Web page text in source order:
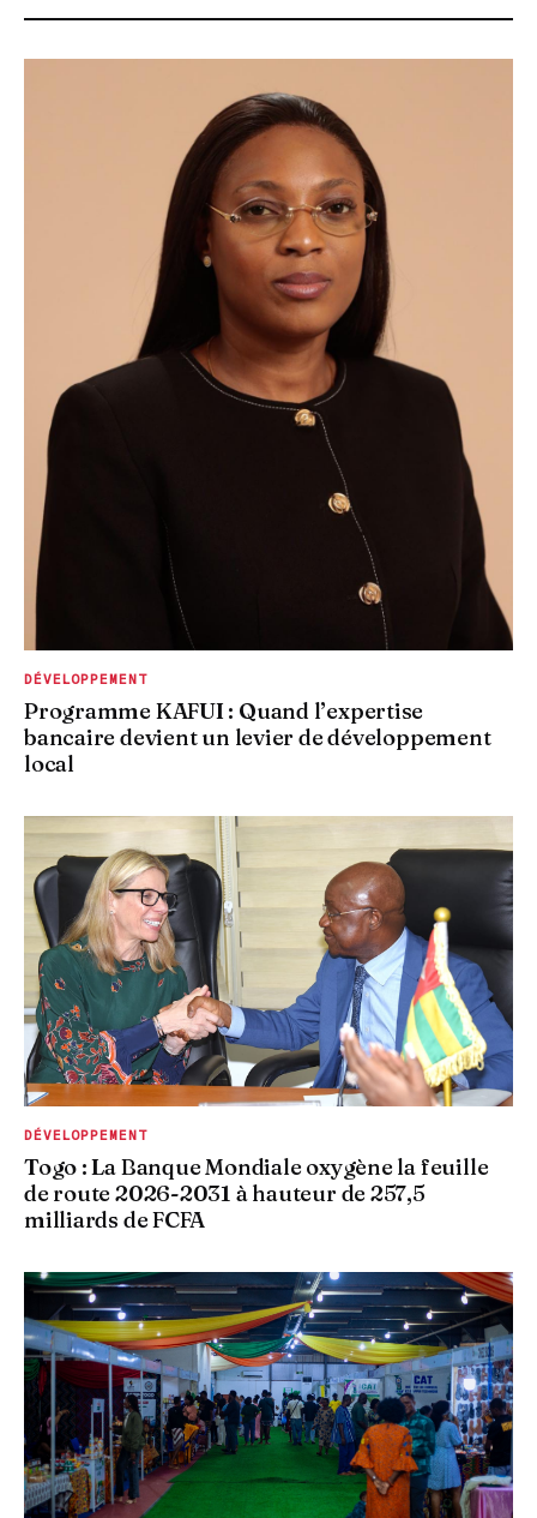
DÉVELOPPEMENT
Programme KAFUI : Quand l’expertise
bancaire devient un levier de développement
local
DÉVELOPPEMENT
Togo : La Banque Mondiale oxygène la feuille
de route 2026-2031 à hauteur de 257,5
milliards de FCFA